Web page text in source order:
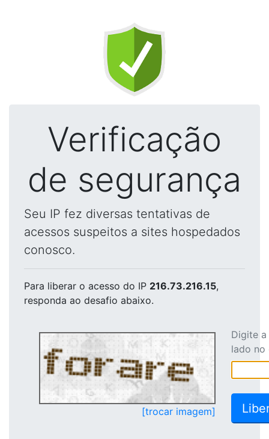
Verificação
de segurança
Seu IP fez diversas tentativas de
acessos suspeitos a sites hospedados
conosco.
Para liberar o acesso do IP 216.73.216.15,
responda ao desafio abaixo.
[trocar imagem]
Digite
lado no